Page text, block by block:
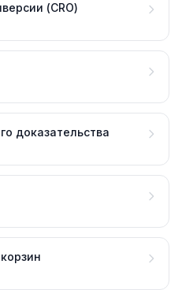
(CRO)
доказательства